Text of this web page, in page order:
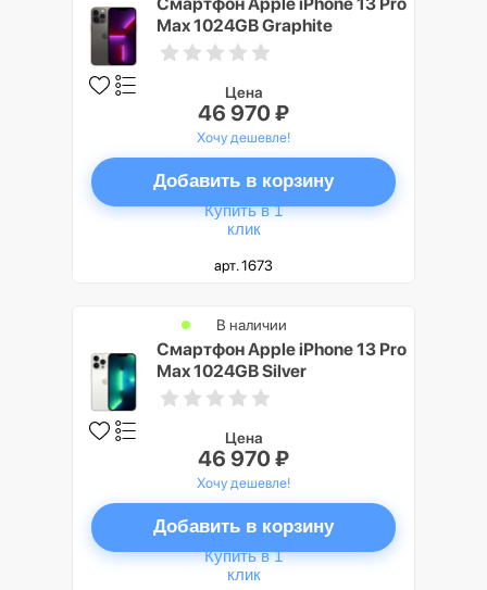
Max 1024GB Graphite
(Черный)
Цена
46 970 ₽
Хочу дешевле!
Добавить в корзину
Купить в 1
клик
арт. 1673
Смартфон Apple iPhone 13 Pro
Max 1024GB Silver
(Серебристый)
В наличии
Цена
46 970 ₽
Хочу дешевле!
Добавить в корзину
Купить в 1
клик